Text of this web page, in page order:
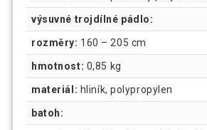
výsuvné trojdílné pádlo:
rozměry: 160 – 205 cm
hmotnost: 0,85 kg
materiál: hliník, polypropylen
batoh: